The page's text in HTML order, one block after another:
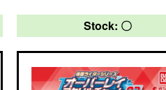
Stock: 〇